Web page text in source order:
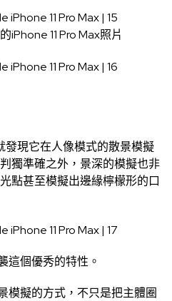
11 Pro Max照片
發現它在人像模式的散景模擬
獨準確之外，景深的模擬也非
點甚至模擬出邊緣檸檬形的口
這個優秀的特性。
模擬的方式，不只是把主體圈